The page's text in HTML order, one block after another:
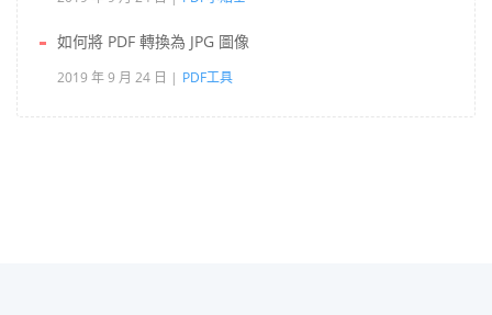
如何將 PDF 轉換為 JPG 圖像
2019 年 9 月 24 日 PDF工具